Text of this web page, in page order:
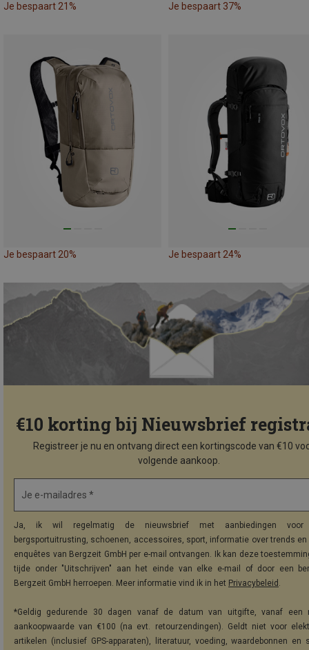
Je bespaart 21% Je bespaart 37%
Je bespaart 20% Je bespaart 24%
€10 korting bij Nieuwsbrief
Registreer je nu en ontvang direct een kortingscode van €10
volgende aankoop.
Je e-mailadres *
Ja, ik wil regelmatig de nieuwsbrief met aanbiedingen voor
bergsportuitrusting, schoenen, accessoires, sport, informatie over trends
enquêtes van Bergzeit GmbH per e-mail ontvangen. Ik kan deze
tijde onder "Uitschrijven" aan het einde van elke e-mail of door een
Bergzeit GmbH herroepen. Meer informatie vind ik in het Privacybeleid .
*Geldig gedurende 30 dagen vanaf de datum van uitgifte, vanaf een
aankoopwaarde van €100 (na evt. retourzendingen). Geldt niet voor
artikelen (inclusief GPS-apparaten), literatuur, voeding, waardebonnen en